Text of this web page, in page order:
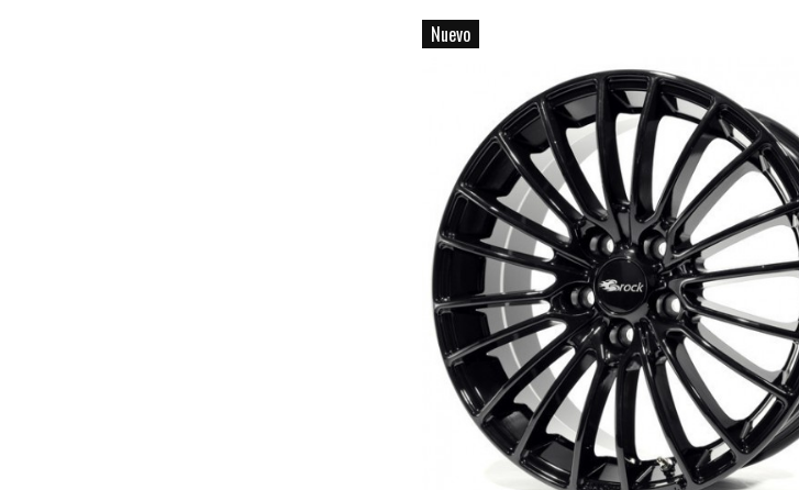
Nuevo